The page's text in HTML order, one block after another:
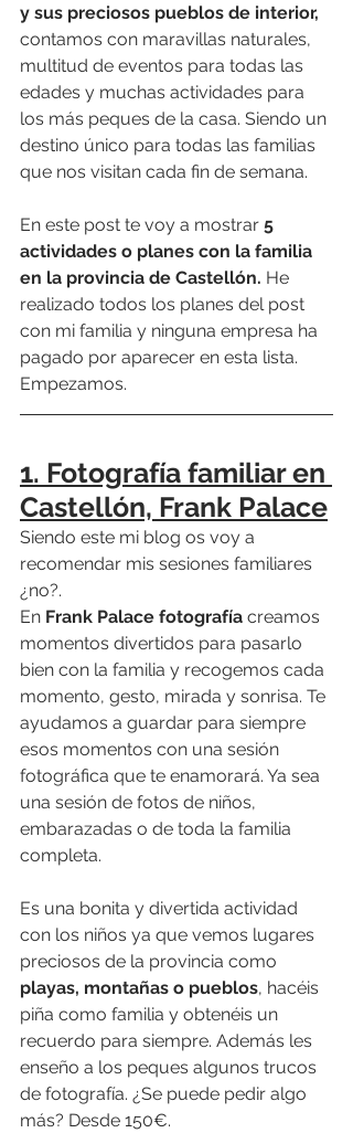
y sus preciosos pueblos de interior,
contamos con maravillas naturales,
multitud de eventos para todas las
edades y muchas actividades para
los más peques de la casa. Siendo un
destino único para todas las familias
que nos visitan cada fin de semana.
En este post te voy a mostrar 5
actividades o planes con la familia
en la provincia de Castellón. He
realizado todos los planes del post
con mi familia y ninguna empresa ha
pagado por aparecer en esta lista.
Empezamos.
1. Fotografía familiar en
Castellón, Frank Palace
Siendo este mi blog os voy a
recomendar mis sesiones familiares
¿no?.
En Frank Palace fotografía creamos
momentos divertidos para pasarlo
bien con la familia y recogemos cada
momento, gesto, mirada y sonrisa. Te
ayudamos a guardar para siempre
esos momentos con una sesión
fotográfica que te enamorará. Ya sea
una sesión de fotos de niños,
embarazadas o de toda la familia
completa.
Es una bonita y divertida actividad
con los niños ya que vemos lugares
preciosos de la provincia como
playas, montañas o pueblos, hacéis
piña como familia y obtenéis un
recuerdo para siempre. Además les
enseño a los peques algunos trucos
de fotografía. ¿Se puede pedir algo
más? Desde 150€.